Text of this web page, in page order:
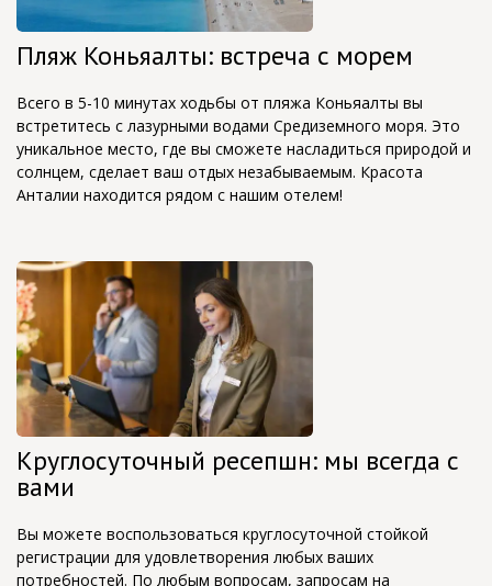
Пляж Коньяалты: встреча с морем
Всего в 5-10 минутах ходьбы от пляжа Коньяалты вы
встретитесь с лазурными водами Средиземного моря. Это
уникальное место, где вы сможете насладиться природой и
солнцем, сделает ваш отдых незабываемым. Красота
Анталии находится рядом с нашим отелем!
Круглосуточный ресепшн: мы всегда с
вами
Вы можете воспользоваться круглосуточной стойкой
регистрации для удовлетворения любых ваших
потребностей. По любым вопросам, запросам на